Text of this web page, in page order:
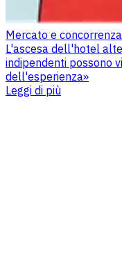
Mercato e concorrenza
L'ascesa dell'hotel
indipendenti possono
dell'esperienza»
Leggi di più